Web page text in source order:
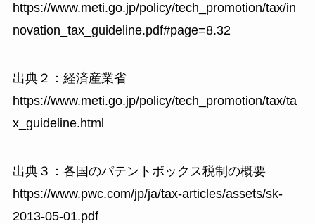
https://www.meti.go.jp/policy/tech_promotion/tax/in
novation_tax_guideline.pdf#page=8.32
出典２：経済産業省
https://www.meti.go.jp/policy/tech_promotion/tax/ta
x_guideline.html
出典３：各国のパテントボックス税制の概要
https://www.pwc.com/jp/ja/tax-articles/assets/sk-
2013-05-01.pdf